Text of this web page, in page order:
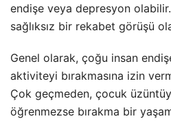
endişe veya depresyon
sağlıksız bir rekabet görüşü
Genel olarak, çoğu insan
aktiviteyi bırakmasına izin
Çok geçmeden, çocuk
öğrenmezse bırakma bir